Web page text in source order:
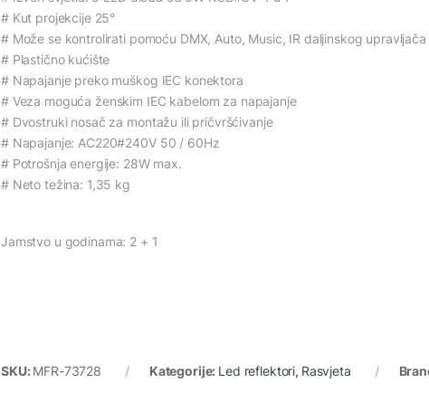
# Kut projekcije 25°
# Može se kontrolirati pomoću DMX, Auto, Music, IR daljinskog upravljača
# Plastično kućište
# Napajanje preko muškog IEC konektora
# Veza moguća ženskim IEC kabelom za napajanje
# Dvostruki nosač za montažu ili pričvršćivanje
# Napajanje: AC220#240V 50 / 60Hz
# Potrošnja energije: 28W max.
# Neto težina: 1,35 kg
Jamstvo u godinama: 2 + 1
SKU:MFR-73728 Kategorije: Led reflektori, Rasvjeta